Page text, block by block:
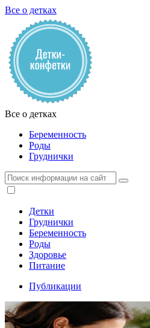
Все о детках
Все о детках
Беременность
Роды
Груднички
Детки
Груднички
Беременность
Роды
Здоровье
Питание
Публикации